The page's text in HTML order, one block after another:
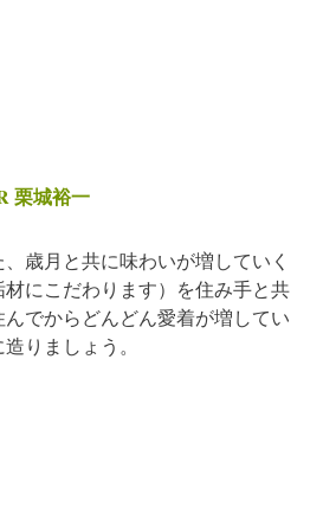
栗城裕一
歳月と共に味わいが増していく
にこだわります）を住み手と共
でからどんどん愛着が増してい
りましょう。